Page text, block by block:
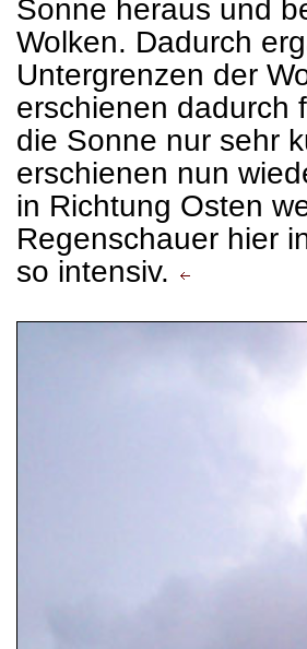
Sonne heraus und
Wolken. Dadurch
Untergrenzen der
erschienen dadurch
die Sonne nur sehr
erschienen nun
in Richtung Osten
Regenschauer hier
so intensiv.